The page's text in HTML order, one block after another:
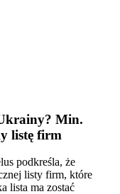
Min.
listę firm
podkreśla, że
listy firm, które
lista ma zostać